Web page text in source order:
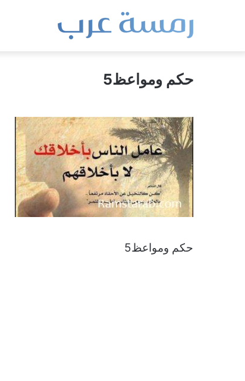
حكم ومواعظ5
حكم ومواعظ5